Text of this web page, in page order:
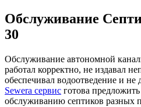
Обслуживание
30
Обслуживание автономной
работал корректно, не издавал
обеспечивал водоотведение и не
Sewera сервис готова
обслуживанию септиков разных